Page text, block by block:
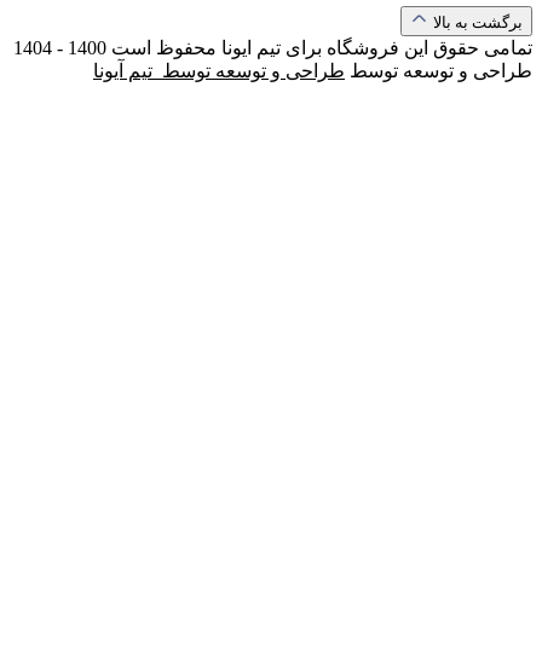
برگشت به بالا
تمامی حقوق این فروشگاه برای تیم ایونا محفوظ است 1400 - 1404
طراحی و توسعه توسط طراحی و توسعه توسط‌ ‌ ‌تیم آیونا